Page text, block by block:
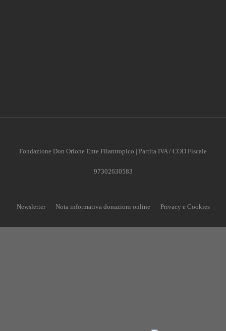
Fondazione Don Orione Ente Filantropico | Partita IVA / COD Fiscale
97302630583
Newsletter Nota informativa donazioni online Privacy e Cookies